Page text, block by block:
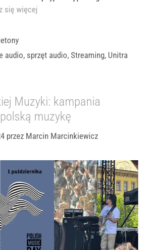
się więcej
audio, sprzęt audio,Streaming, Unitra
Muzyki: kampania
muzykę
przez Marcin Marcinkiewicz